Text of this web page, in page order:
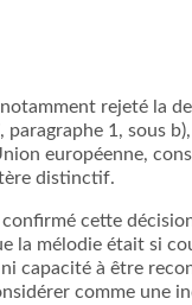
rejeté la
paragraphe 1, sous
européenne,
distinctif.
confirmé cette
la mélodie était si
capacité à être
comme une